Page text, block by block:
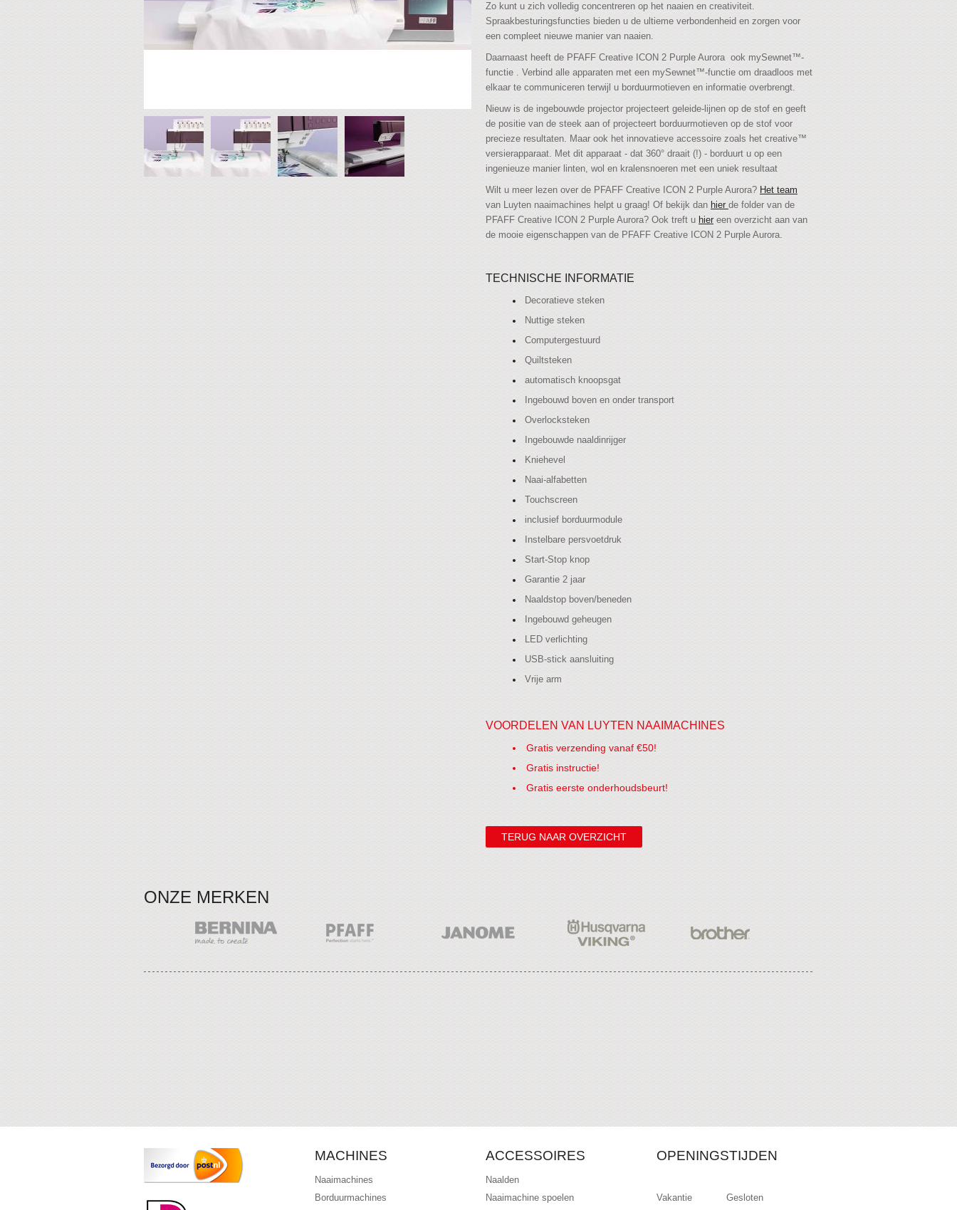
Zo kunt u zich volledig concentreren op het naaien en creativiteit.
Spraakbesturingsfuncties bieden u de ultieme verbondenheid en zorgen voor
een compleet nieuwe manier van naaien.
Daarnaast heeft de PFAFF Creative ICON 2 Purple Aurora ook mySewnet™-
functie . Verbind alle apparaten met een mySewnet™-functie om draadloos met
elkaar te communiceren terwijl u borduurmotieven en informatie overbrengt.
Nieuw is de ingebouwde projector projecteert geleide-lijnen op de stof en geeft
de positie van de steek aan of projecteert borduurmotieven op de stof voor
precieze resultaten. Maar ook het innovatieve accessoire zoals het creative™
versierapparaat. Met dit apparaat - dat 360° draait (!) - borduurt u op een
ingenieuze manier linten, wol en kralensnoeren met een uniek resultaat
Wilt u meer lezen over de PFAFF Creative ICON 2 Purple Aurora? Het team
van Luyten naaimachines helpt u graag! Of bekijk dan hier de folder van de
PFAFF Creative ICON 2 Purple Aurora? Ook treft u hiereen overzicht aan van
de mooie eigenschappen van de PFAFF Creative ICON 2 Purple Aurora.
TECHNISCHE INFORMATIE
Decoratieve steken
Nuttige steken
Computergestuurd
Quiltsteken
automatisch knoopsgat
Ingebouwd boven en onder transport
Overlocksteken
Ingebouwde naaldinrijger
Kniehevel
Naai-alfabetten
Touchscreen
inclusief borduurmodule
Instelbare persvoetdruk
Start-Stop knop
Garantie 2 jaar
Naaldstop boven/beneden
Ingebouwd geheugen
LED verlichting
USB-stick aansluiting
Vrije arm
VOORDELEN VAN LUYTEN NAAIMACHINES
Gratis verzending vanaf €50!
Gratis instructie!
Gratis eerste onderhoudsbeurt!
TERUG NAAR OVERZICHT
ONZE MERKEN
MACHINES
Naaimachines
Borduurmachines
ACCESSOIRES
Naalden
Naaimachine spoelen
OPENINGSTIJDEN
Vakantie Gesloten